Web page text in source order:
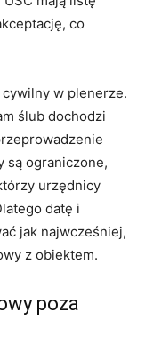
co
w plenerze.
ślub dochodzi
są ograniczone,
urzędnicy
datę i
jak najwcześniej,
z obiektem.
poza